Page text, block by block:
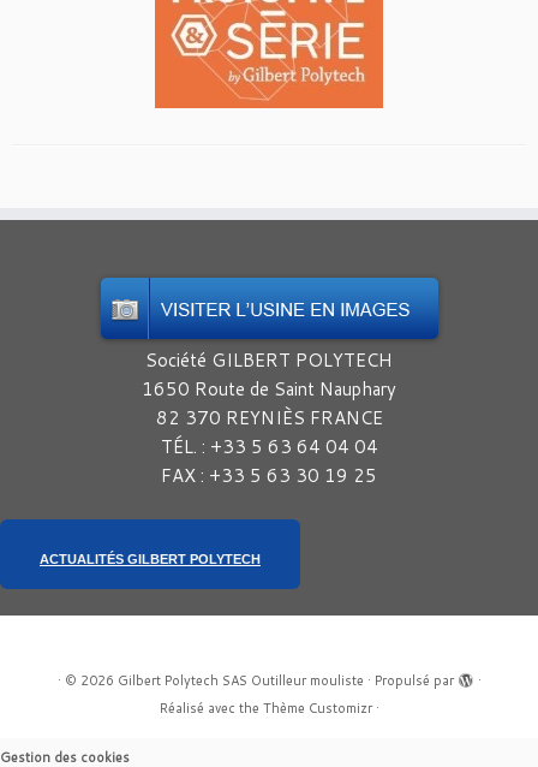
Société GILBERT POLYTECH
1650 Route de Saint Nauphary
82 370 REYNIÈS FRANCE
TÉL. : +33 5 63 64 04 04
FAX : +33 5 63 30 19 25
ACTUALITÉS GILBERT POLYTECH
· © 2026 Gilbert Polytech SAS Outilleur mouliste · Propulsé par
·
Réalisé avec the Thème Customizr·
Gestion des cookies